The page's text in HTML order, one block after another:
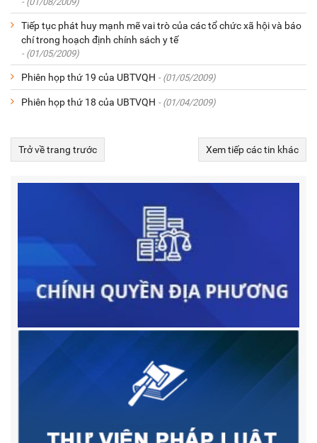
Tiếp tục phát huy mạnh mẽ vai trò của các tổ chức xã hội và báo
chí trong hoạch định chính sách y tế
- (01/05/2009)
Phiên họp thứ 19 của UBTVQH - (01/05/2009)
Phiên họp thứ 18 của UBTVQH - (01/04/2009)
Trở về trang trước Xem tiếp các tin khác